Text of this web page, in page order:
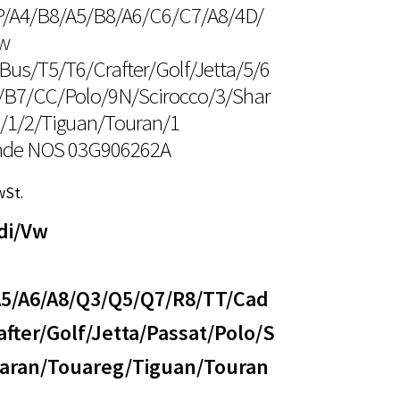
A4/B8/A5/B8/A6/C6/C7/A8/4D/
T5/T6/Crafter/Golf/Jetta/5/6
CC/Polo/9N/Scirocco/3/Shar
2/Tiguan/Touran/1
NOS 03G906262A
Vw
A6/A8/Q3/Q5/Q7/R8/TT/Cad
Golf/Jetta/Passat/Polo/S
Touareg/Tiguan/Touran